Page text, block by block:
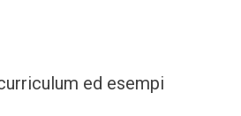
ed esempi